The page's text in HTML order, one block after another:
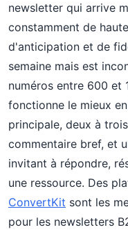
newsletter qui arrive
constamment de
d'anticipation et de
semaine mais est
numéros entre 600 et
fonctionne le mieux
principale, deux à
commentaire bref, et
invitant à répondre,
une ressource. Des
ConvertKit sont les
pour les newsletters